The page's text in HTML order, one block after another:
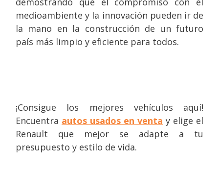
medioambiente y la innovación pueden ir de
la mano en la construcción de un futuro
país más limpio y eficiente para todos.
¡Consigue los mejores vehículos aquí!
Encuentra autos usados en venta y elige el
Renault que mejor se adapte a tu
presupuesto y estilo de vida.